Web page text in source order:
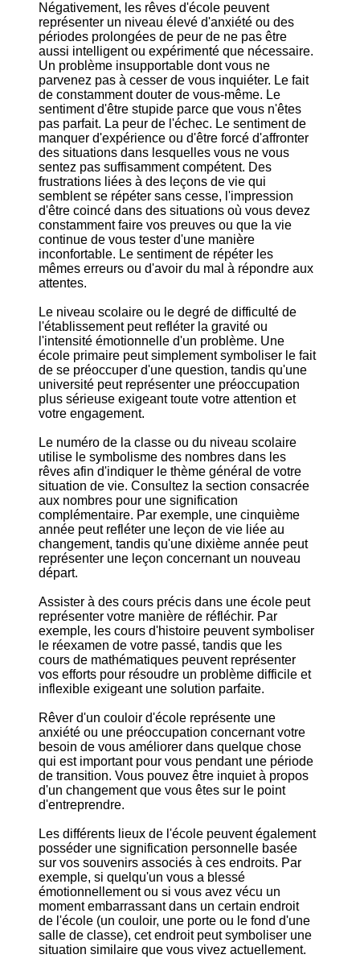
Négativement, les rêves d'école peuvent
représenter un niveau élevé d'anxiété ou des
périodes prolongées de peur de ne pas être
aussi intelligent ou expérimenté que nécessaire.
Un problème insupportable dont vous ne
parvenez pas à cesser de vous inquiéter. Le fait
de constamment douter de vous-même. Le
sentiment d'être stupide parce que vous n'êtes
pas parfait. La peur de l'échec. Le sentiment de
manquer d'expérience ou d'être forcé d'affronter
des situations dans lesquelles vous ne vous
sentez pas suffisamment compétent. Des
frustrations liées à des leçons de vie qui
semblent se répéter sans cesse, l'impression
d'être coincé dans des situations où vous devez
constamment faire vos preuves ou que la vie
continue de vous tester d'une manière
inconfortable. Le sentiment de répéter les
mêmes erreurs ou d'avoir du mal à répondre aux
attentes.
Le niveau scolaire ou le degré de difficulté de
l'établissement peut refléter la gravité ou
l'intensité émotionnelle d'un problème. Une
école primaire peut simplement symboliser le fait
de se préoccuper d'une question, tandis qu'une
université peut représenter une préoccupation
plus sérieuse exigeant toute votre attention et
votre engagement.
Le numéro de la classe ou du niveau scolaire
utilise le symbolisme des nombres dans les
rêves afin d'indiquer le thème général de votre
situation de vie. Consultez la section consacrée
aux nombres pour une signification
complémentaire. Par exemple, une cinquième
année peut refléter une leçon de vie liée au
changement, tandis qu'une dixième année peut
représenter une leçon concernant un nouveau
départ.
Assister à des cours précis dans une école peut
représenter votre manière de réfléchir. Par
exemple, les cours d'histoire peuvent symboliser
le réexamen de votre passé, tandis que les
cours de mathématiques peuvent représenter
vos efforts pour résoudre un problème difficile et
inflexible exigeant une solution parfaite.
Rêver d'un couloir d'école représente une
anxiété ou une préoccupation concernant votre
besoin de vous améliorer dans quelque chose
qui est important pour vous pendant une période
de transition. Vous pouvez être inquiet à propos
d'un changement que vous êtes sur le point
d'entreprendre.
Les différents lieux de l'école peuvent également
posséder une signification personnelle basée
sur vos souvenirs associés à ces endroits. Par
exemple, si quelqu'un vous a blessé
émotionnellement ou si vous avez vécu un
moment embarrassant dans un certain endroit
de l'école (un couloir, une porte ou le fond d'une
salle de classe), cet endroit peut symboliser une
situation similaire que vous vivez actuellement.